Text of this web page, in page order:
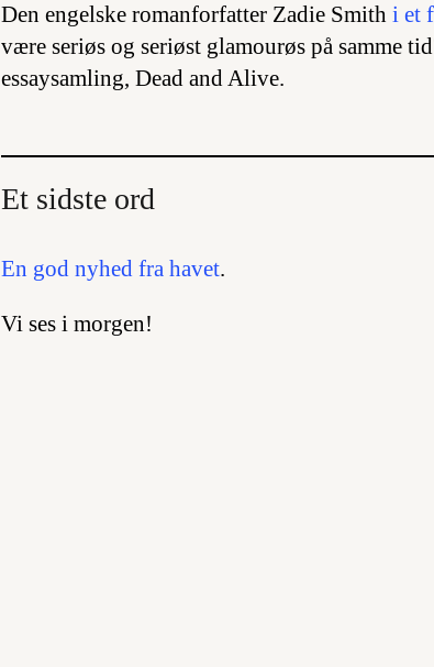
Den engelske romanforfatter Zadie Smith i et
være seriøs og seriøst glamourøs på samme
essaysamling, Dead and Alive.
Et sidste ord
En god nyhed fra havet.
Vi ses i morgen!